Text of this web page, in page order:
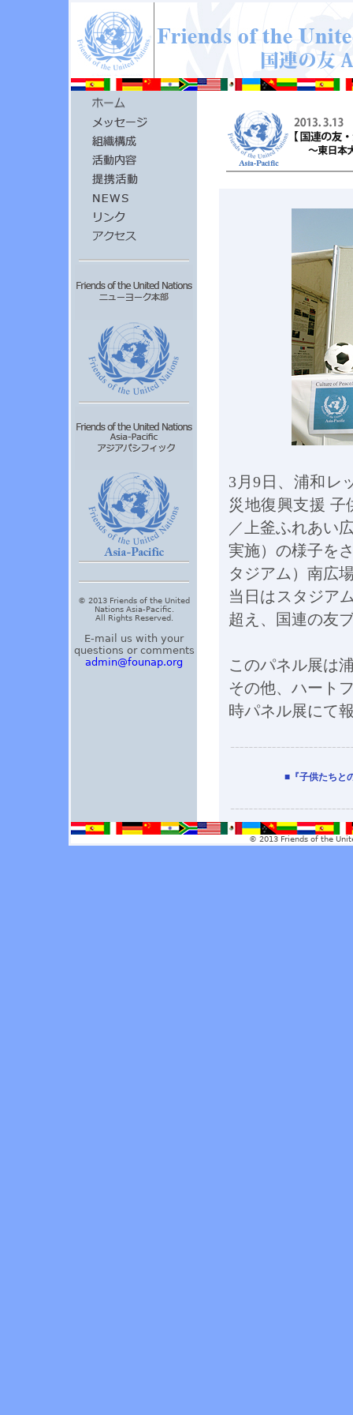
© 2013 Friends of the United
Nations Asia-Pacific.
All Rights Reserved.
E-mail us with your
questions or comments
admin@founap.org
3月9日、浦和レ
災地復興支援 子
／上釜ふれあい
実施）の様子を
タジアム）南広
当日はスタジア
超え、国連の友
このパネル展は
その他、ハート
時パネル展にて
■『子供たちと
© 2013 Friends of the